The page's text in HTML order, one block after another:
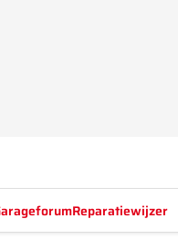
Reparatiewijzer